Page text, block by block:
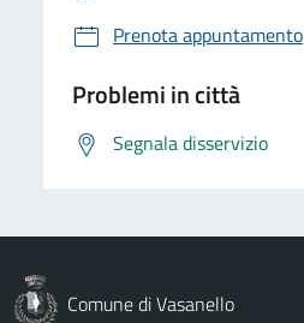
Prenota appuntamento
Problemi in città
Segnala disservizio
Comune di Vasanello